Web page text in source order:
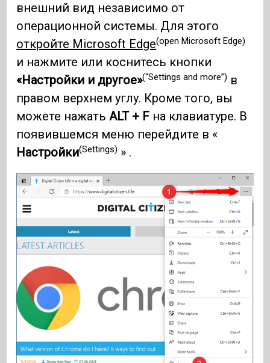
внешний вид независимо от
операционной системы. Для этого
откройте Microsoft Edge(open Microsoft Edge)
и нажмите или коснитесь кнопки
«Настройки и другое»(“Settings and more”) в
правом верхнем углу. Кроме того, вы
можете нажатьALT + F на клавиатуре. В
появившемся меню перейдите в «
Настройки(Settings) » .